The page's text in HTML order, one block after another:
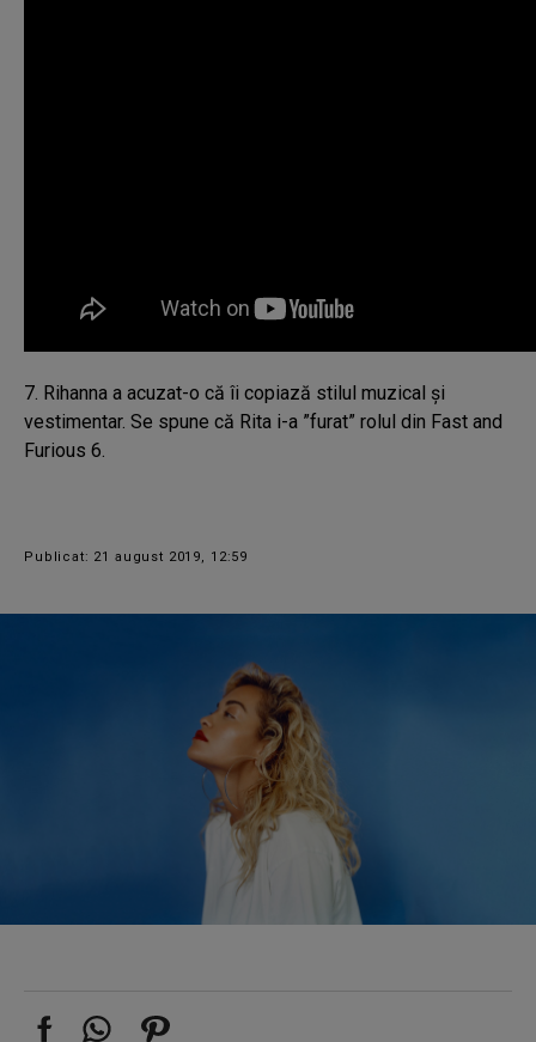
7. Rihanna a acuzat-o că îi copiază stilul muzical și
vestimentar. Se spune că Rita i-a ”furat” rolul din Fast and
Furious 6.
Publicat: 21 august 2019, 12:59